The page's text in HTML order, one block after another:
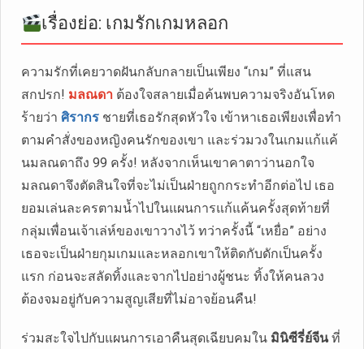
เรื่องย่อ: เกมรักเกมหลอก
ความรักที่เคยวาดฝันกลับกลายเป็นเพียง “เกม” ที่แสน
สกปรก! มลณดา ต้องใจสลายเมื่อค้นพบความจริงอันโหด
ร้ายว่า ศิรากร ชายที่เธอรักสุดหัวใจ เข้าหาเธอเพียงเพื่อทำ
ตามคำสั่งของหญิงคนรักของเขา และร่วมวงในเกมแก้แค้
นมลณดาถึง 99 ครั้ง! หลังจากเห็นเขาคาตาว่านอกใจ
มลณดาจึงตัดสินใจที่จะไม่เป็นฝ่ายถูกกระทำอีกต่อไป เธอ
ยอมเล่นละครตามน้ำไปในแผนการแก้แค้นครั้งสุดท้ายที่
กลุ่มเพื่อนเจ้าเล่ห์ของเขาวางไว้ ทว่าครั้งนี้ “เหยื่อ” อย่าง
เธอจะเป็นฝ่ายกุมเกมและหลอกเขาให้ติดกับดักเป็นครั้ง
แรก ก่อนจะสลัดทิ้งและจากไปอย่างผู้ชนะ ทิ้งให้คนลวง
ต้องจมอยู่กับความสูญเสียที่ไม่อาจย้อนคืน!
ร่วมสะใจไปกับแผนการเอาคืนสุดเฉียบคมใน มินิซีรี่ย์จีนที่